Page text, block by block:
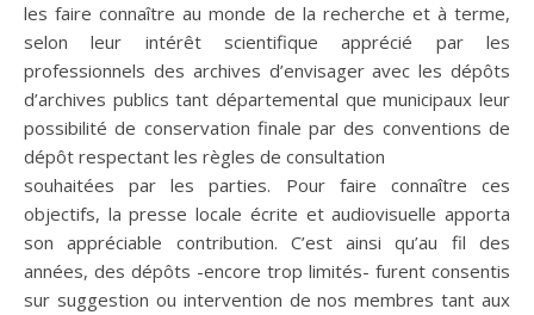
les faire connaître au monde de la recherche et à terme,
selon leur intérêt scientifique apprécié par les
professionnels des archives d’envisager avec les dépôts
d’archives publics tant départemental que municipaux leur
possibilité de conservation finale par des conventions de
dépôt respectant les règles de consultation
souhaitées par les parties. Pour faire connaître ces
objectifs, la presse locale écrite et audiovisuelle apporta
son appréciable contribution. C’est ainsi qu’au fil des
années, des dépôts -encore trop limités- furent consentis
sur suggestion ou intervention de nos membres tant aux